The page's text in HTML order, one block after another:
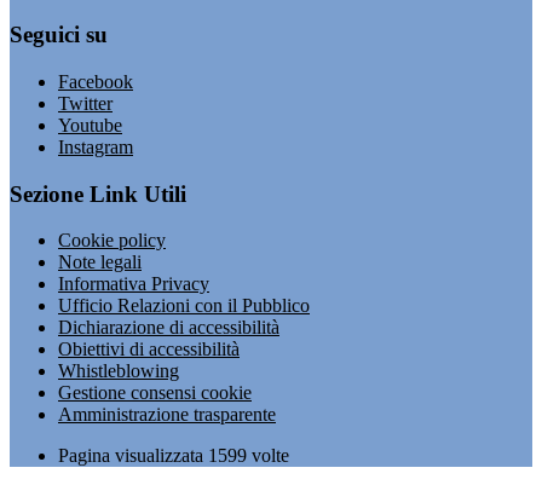
Seguici su
Facebook
Twitter
Youtube
Instagram
Sezione Link Utili
Cookie policy
Note legali
Informativa Privacy
Ufficio Relazioni con il Pubblico
Dichiarazione di accessibilità
Obiettivi di accessibilità
Whistleblowing
Gestione consensi cookie
Amministrazione trasparente
Pagina visualizzata 1599 volte